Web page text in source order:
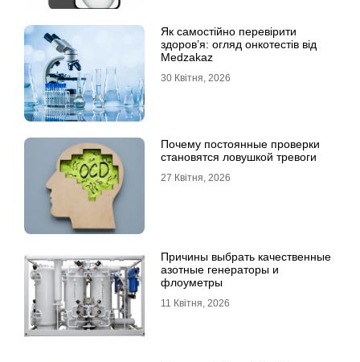
Як самостійно перевірити
здоров’я: огляд онкотестів від
Medzakaz
30 Квітня, 2026
Почему постоянные проверки
становятся ловушкой тревоги
27 Квітня, 2026
Причины выбрать качественные
азотные генераторы и
флоуметры
11 Квітня, 2026